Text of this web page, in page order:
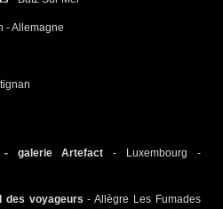
- Allemagne
galerie Artefact - Luxembourg -
des voyageurs - Allègre Les Fumades